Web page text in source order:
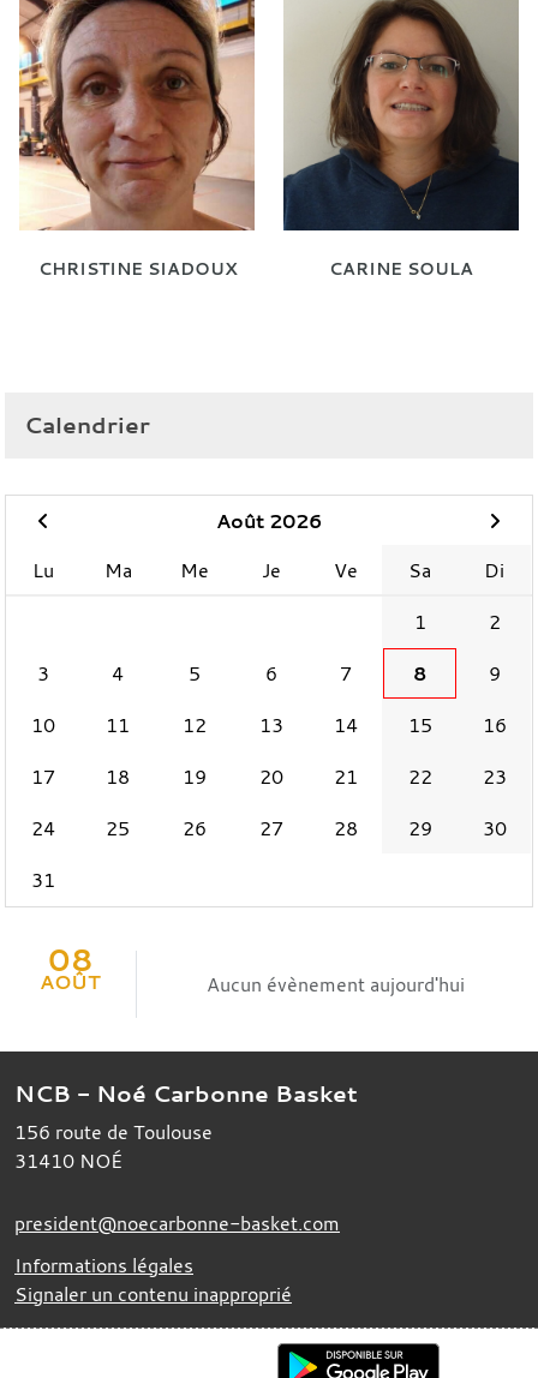
CHRISTINE SIADOUX CARINE SOULA
Calendrier
Août 2026
Lu
Ma Me Je Ve Sa
Di
1
2
3
4 5 6 7 8
9
10
11 12 13 14 15
16
17
18 19 20 21 22
23
24
25 26 27 28 29
30
31
08
AOÛT Aucun évènement aujourd'hui
NCB - Noé Carbonne Basket
156 route de Toulouse
31410 NOÉ
president@noecarbonne-basket.com
Informations légales
Signaler un contenu inapproprié